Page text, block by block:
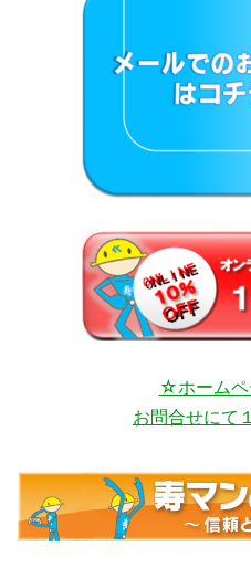
☆ホームペ
お問合せにて